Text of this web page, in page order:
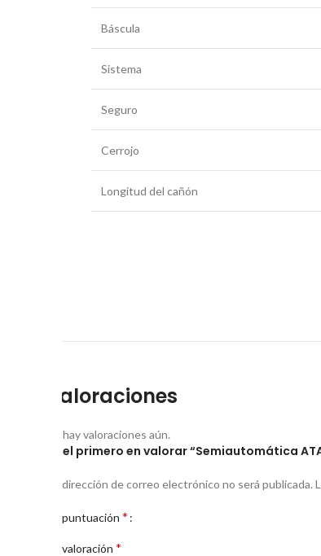
Báscula
Sistema
Seguro
Cerrojo
Longitud del cañón
Valoraciones
No hay valoraciones aún.
Sé el primero en valorar “Semiautomática
Tu dirección de correo electrónico no será publicada.
Tu puntuación *
Tu valoración *